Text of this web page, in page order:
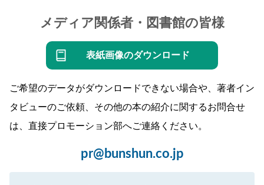
メディア関係者・図書館の皆様
表紙画像のダウンロード
ご希望のデータがダウンロードできない場合や、著者イン
タビューのご依頼、その他の本の紹介に関するお問合せ
は、直接プロモーション部へご連絡ください。
pr@bunshun.co.jp